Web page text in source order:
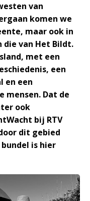
van
komen we
maar ook in
die van Het Bildt.
met een
een
en een
mensen. Dat de
ook
bij RTV
dit gebied
is hier